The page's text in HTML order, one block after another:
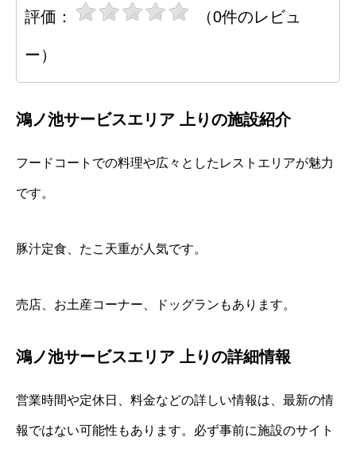
評価： （0件のレビュ
ー）
鴻ノ池サービスエリア 上りの施設紹介
フードコートでの料理や広々としたレストエリアが魅力
です。
豚汁定食、たこ天重が人気です。
売店、お土産コーナー、ドッグランもあります。
鴻ノ池サービスエリア 上りの詳細情報
営業時間や定休日、料金などの詳しい情報は、最新の情
報ではない可能性もあります。必ず事前に施設のサイト